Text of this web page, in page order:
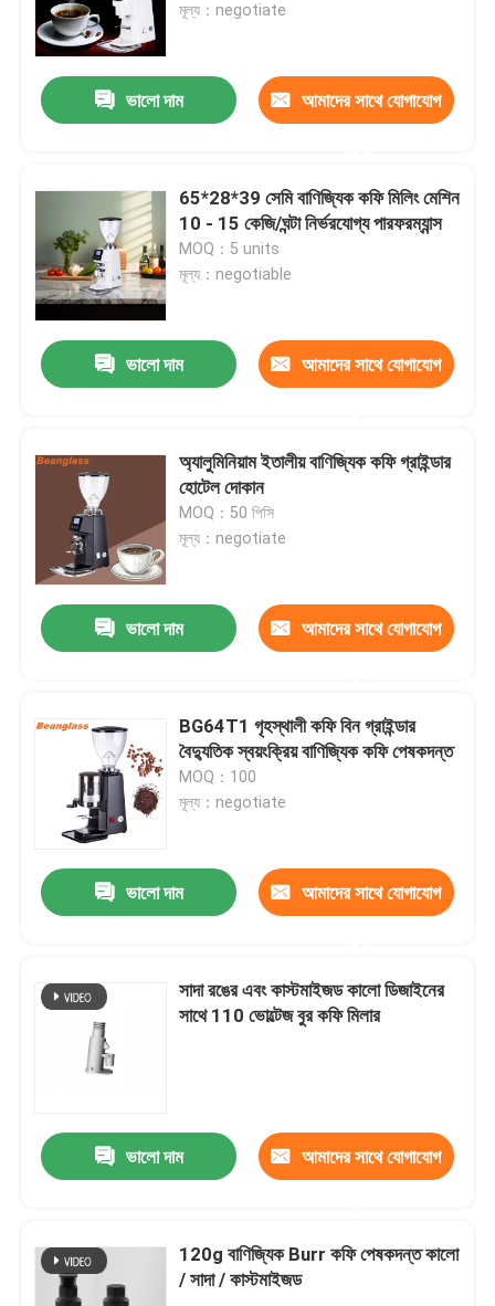
পণ্য
VR প্রদর্শন
আমাদের সম্পর্কে
মান নিয়ন্ত্রণ
মামলা
Burr কফি পেষকদন্ত
মূল্য：negotiate
ভালো দাম আমাদের সাথে যোগাযোগ
65*28*39 সেমি বাণিজ্যিক কফি মিলিং মেশিন
10 - 15 কেজি/ঘন্টা নির্ভরযোগ্য পারফরম্যান্স
MOQ：5 units
মূল্য：negotiable
ভালো দাম আমাদের সাথে যোগাযোগ
অ্যালুমিনিয়াম ইতালীয় বাণিজ্যিক কফি গ্রাইন্ডার
হোটেল দোকান
MOQ：50 পিসি
মূল্য：negotiate
ভালো দাম আমাদের সাথে যোগাযোগ
BG64T1 গৃহস্থালী কফি বিন গ্রাইন্ডার
বৈদ্যুতিক স্বয়ংক্রিয় বাণিজ্যিক কফি পেষকদন্ত
MOQ：100
মূল্য：negotiate
ভালো দাম আমাদের সাথে যোগাযোগ
সাদা রঙের এবং কাস্টমাইজড কালো ডিজাইনের
সাথে 110 ভোল্টেজ বুর কফি মিলার
ভালো দাম আমাদের সাথে যোগাযোগ
120g বাণিজ্যিক Burr কফি পেষকদন্ত কালো
/ সাদা / কাস্টমাইজড